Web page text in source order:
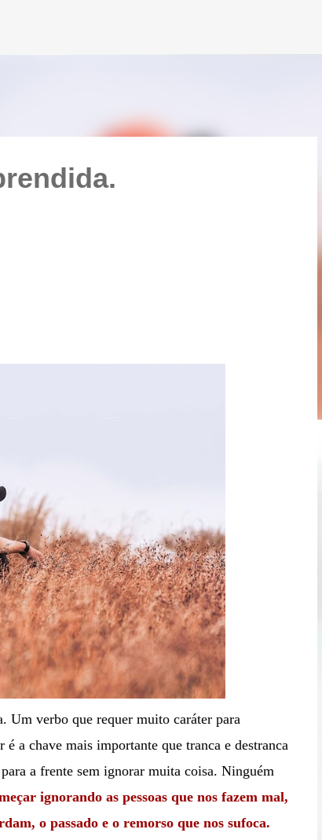
Um verbo que requer muito caráter para
é a chave mais importante que tranca e destranca
a frente sem ignorar muita coisa. Ninguém
ignorando as pessoas que nos fazem mal,
o passado e o remorso que nos sufoca.